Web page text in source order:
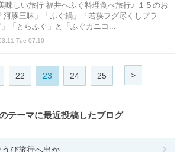
味しい旅行 福井へふぐ料理食べ旅行♪ １５のお
豚三昧」「ふぐ鍋」「若狭フグ尽くしプラ
「とらふぐ」と「ふぐカニコ...
Tue 07:10
22 23 24 25 >
テーマに最近投稿したブログ
び旅行へ出か...